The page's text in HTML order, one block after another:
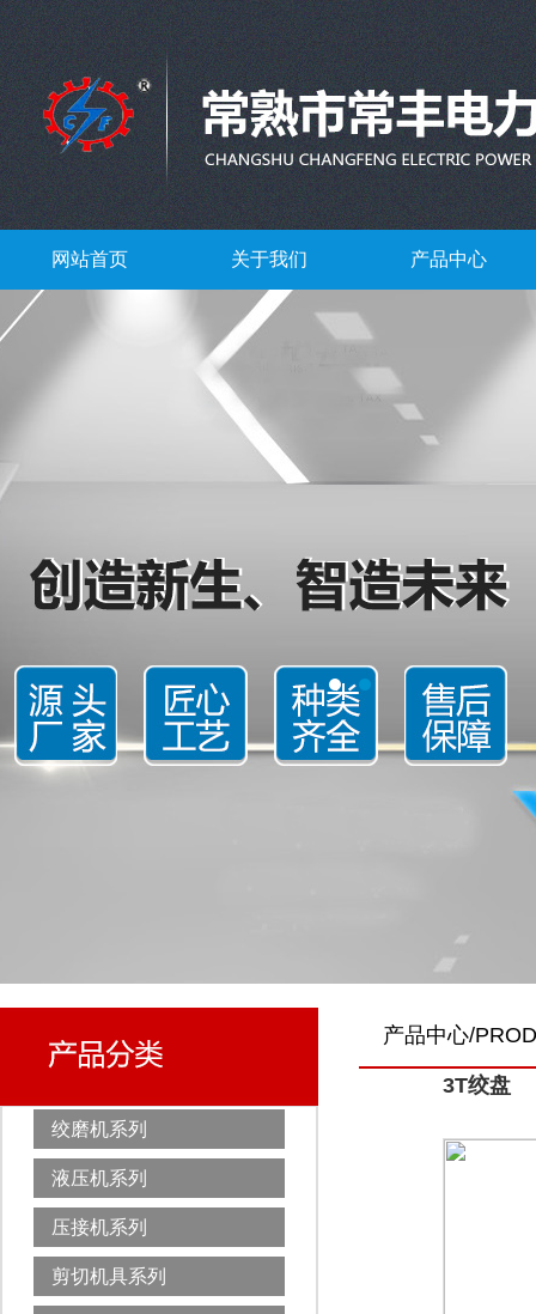
网站首页 关于我们 产品中心
绞磨机系列
液压机系列
压接机系列
剪切机具系列
产品中心/
3T绞盘